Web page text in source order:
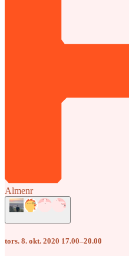
Almenr
tors. 8. okt. 2020 17.00–20.00